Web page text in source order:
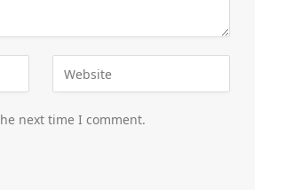
next time I comment.